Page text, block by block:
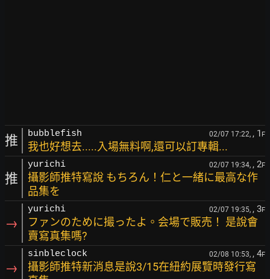
推 bubblefish 02/07 17:22, , 1 F
我也好想去.....入場無料啊,還可以訂專輯...
推
yurichi 02/07 19:34, , 2F
攝影師推特寫說 もちろん！仁と一緒に最高な作
品集を
→
yurichi 02/07 19:35, , 3F
ファンのために撮ったよ。会場で販売！ 是說會
賣寫真集嗎?
→
sinbleclock 02/08 10:53, , 4F
攝影師推特新消息是說3/15在紐約展覽時發行寫